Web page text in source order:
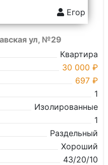
Егор
ул, №29
Квартира
30 000 ₽
697 ₽
1
Изолированные
1
Раздельный
Хороший
43/20/10